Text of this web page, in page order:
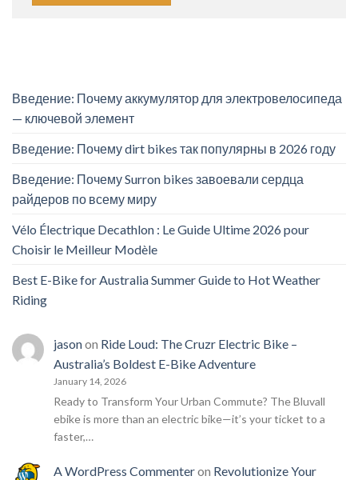
Введение: Почему аккумулятор для электровелосипеда
— ключевой элемент
Введение: Почему dirt bikes так популярны в 2026 году
Введение: Почему Surron bikes завоевали сердца
райдеров по всему миру
Vélo Électrique Decathlon : Le Guide Ultime 2026 pour
Choisir le Meilleur Modèle
Best E-Bike for Australia Summer Guide to Hot Weather
Riding
jasonon Ride Loud: The Cruzr Electric Bike –
Australia’s Boldest E-Bike Adventure
January 14, 2026
Ready to Transform Your Urban Commute? The Bluvall
ebike is more than an electric bike—it’s your ticket to a
faster,…
A WordPress Commenteron Revolutionize Your